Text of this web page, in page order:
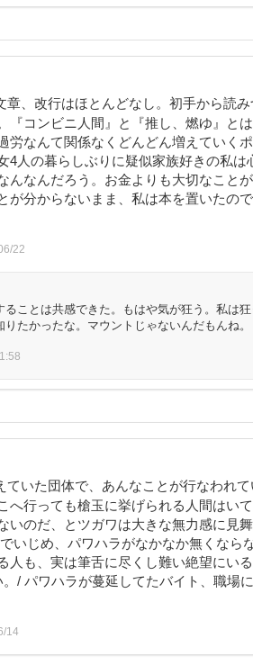
、改行はほとんどなし。初手から読み
『コンビニ人間』と『推し、燃ゆ』と
労なんて関係なくどんどん増えていく
4人の暮らしぶりに疑似家族好きの私は
んなんだろう。お金よりも大切なこと
が分からないまま、私は本を置いたの
22
ることは共感できた。もはや気が狂う。私は
たかったな。マウントじゃないんだもんね。
ていた団体で、あんなことが行なわれ
へ行っても槍玉に挙げられる人間はい
いのだ、とツガワは大きな無力感に見
いじめ、パワハラがなかなか無くなら
人も、実は筆舌に尽くし難い絶望にい
/ パワハラが蔓延してたバイト、職場
14